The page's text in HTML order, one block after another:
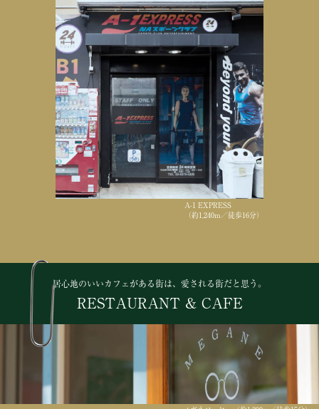
A-1 EXPRESS
（約1,240m／徒歩16分）
居心地のいいカフェがある街は、愛される街だと思う。
RESTAURANT & CAFE